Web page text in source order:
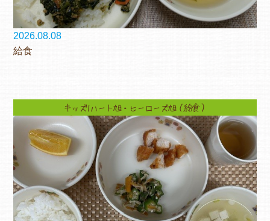
2026.08.08
給食
キッズ1ハート旭・ヒーローズ旭（給食）